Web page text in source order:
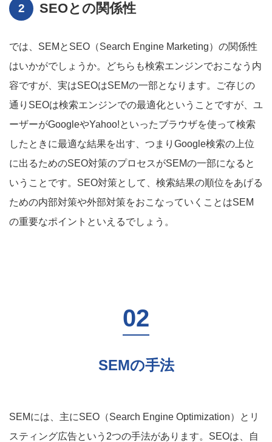
SEOとの関係性
では、SEMとSEO（Search Engine Marketing）の関係性
はいかがでしょうか。どちらも検索エンジンでおこなう内
容ですが、実はSEOはSEMの一部となります。ご存じの
通りSEOは検索エンジンでの最適化ということですが、ユ
ーザーがGoogleやYahoo!といったブラウザを使って検索
したときに最適な結果を出す、つまりGoogle検索の上位
に出るためのSEO対策のプロセスがSEMの一部になると
いうことです。SEO対策として、検索結果の順位をあげる
ための内部対策や外部対策をおこなっていくことはSEM
の重要なポイントといえるでしょう。
SEMの手法
SEMには、主にSEO（Search Engine Optimization）とリ
スティング広告という2つの手法があります。SEOは、自